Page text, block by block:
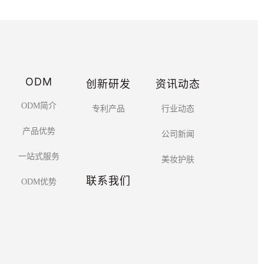
ODM
ODM简介
产品优势
一站式服务
ODM优势
创新研发
专利产品
资讯动态
行业动态
公司新闻
美妆护肤
联系我们